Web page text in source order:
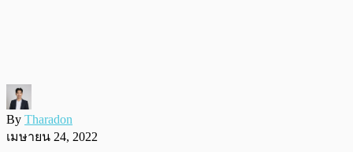
By Tharadon
เมษายน 24, 2022